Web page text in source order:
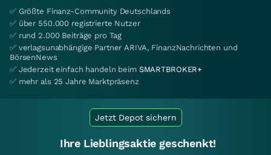
✅ Größte Finanz-Community Deutschlands
✅ über 550.000 registrierte Nutzer
✅ rund 2.000 Beiträge pro Tag
✅ verlagsunabhängige Partner ARIVA, FinanzNachrichten und
BörsenNews
✅ Jederzeit einfach handeln beim SMARTBROKER+
✅ mehr als 25 Jahre Marktpräsenz
Jetzt Depot sichern
Ihre Lieblingsaktie geschenkt!